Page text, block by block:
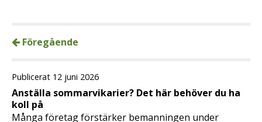
Föregående
Publicerat 12 juni 2026
Anställa sommarvikarier? Det här behöver du ha
koll på
Många företag förstärker bemanningen under